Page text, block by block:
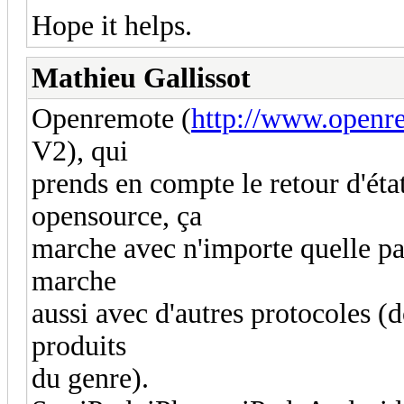
Hope it helps.
Mathieu Gallissot
Openremote (http://
V2), qui
prends en compte le retour
opensource, ça
marche avec n'importe quelle
marche
aussi avec d'autres protocoles
produits
du genre).